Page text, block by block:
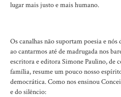
lugar mais justo e mais humano.
Os canalhas não suportam poesia e
ao cantarmos até de madrugada nos
escritora e editora Simone Paulino, de
família, resume um pouco nosso
democrática. Como nos ensinou
e do silêncio: